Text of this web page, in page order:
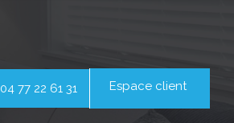
04 77 22 61 31 Espace client